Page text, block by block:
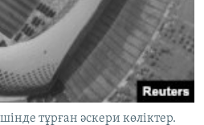
тұрған әскери көліктер.